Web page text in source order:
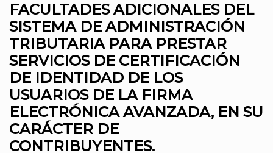
FACULTADES ADICIONALES DEL
SISTEMA DE ADMINISTRACIÓN
TRIBUTARIA PARA PRESTAR
SERVICIOS DE CERTIFICACIÓN
DE IDENTIDAD DE LOS
USUARIOS DE LA FIRMA
ELECTRÓNICA AVANZADA, EN SU
CARÁCTER DE
CONTRIBUYENTES.